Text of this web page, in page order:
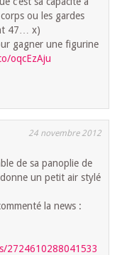
ou les gardes
47… x)
gagner une figurine
oqcEzAju
24 novembre 2012
de sa panoplie de
un petit air stylé
la news :
2724610288041533